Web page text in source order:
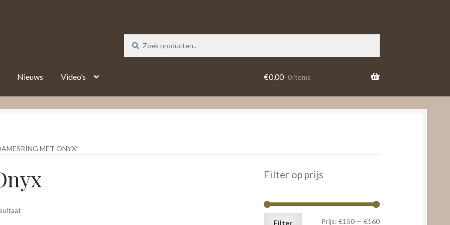
Nieuws Video’s €0,00 0 items
MET ONYX”
Filter op prijs
Min.
Max.
Filter Prijs: €150— €160